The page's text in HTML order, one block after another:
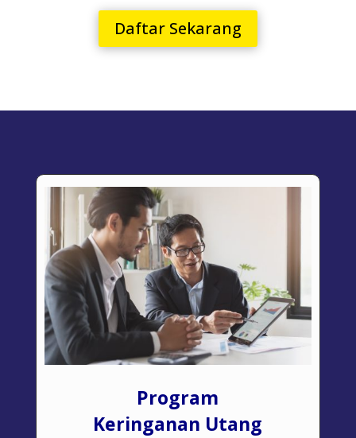
Daftar Sekarang
Program
Keringanan Utang